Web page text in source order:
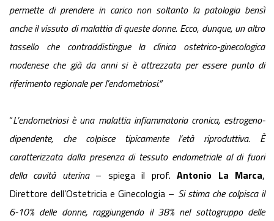
permette di prendere in carico non soltanto la patologia bensì
anche il vissuto di malattia di queste donne. Ecco, dunque, un altro
tassello che contraddistingue la clinica ostetrico-ginecologica
modenese che già da anni si è attrezzata per essere punto di
riferimento regionale per l’endometriosi.”
“L’endometriosi è una malattia infiammatoria cronica, estrogeno-
dipendente, che colpisce tipicamente l’età riproduttiva. È
caratterizzata dalla presenza di tessuto endometriale al di fuori
della cavità uterina – spiega il prof.Antonio La Marca,
Direttore dell’Ostetricia e Ginecologia – Si stima che colpisca il
6-10% delle donne, raggiungendo il 38% nel sottogruppo delle